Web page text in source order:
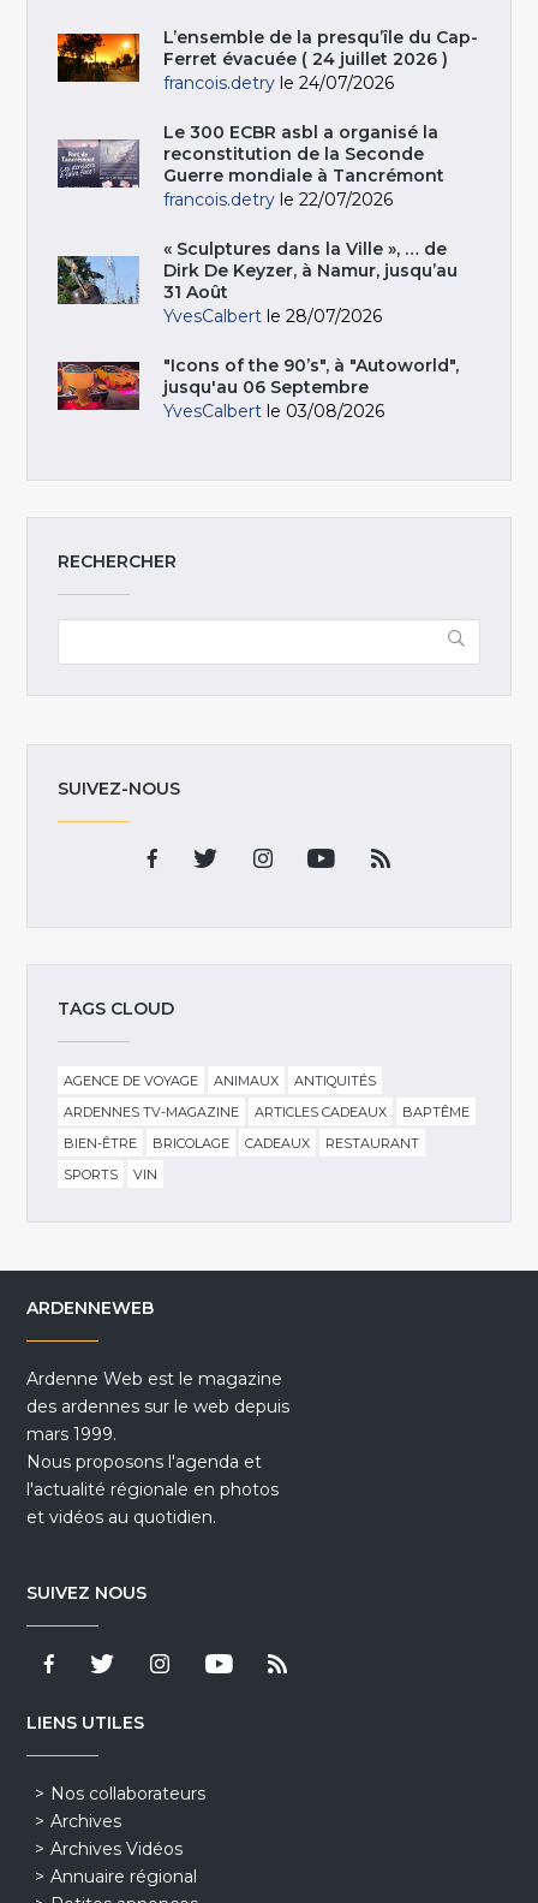
L’ensemble de la presqu’île du Cap-
Ferret évacuée ( 24 juillet 2026 )
francois.detry le 24/07/2026
Le 300 ECBR asbl a organisé la
reconstitution de la Seconde
Guerre mondiale à Tancrémont
francois.detry le 22/07/2026
« Sculptures dans la Ville », … de
Dirk De Keyzer, à Namur, jusqu’au
31 Août
YvesCalbert le 28/07/2026
"Icons of the 90’s", à "Autoworld",
jusqu'au 06 Septembre
YvesCalbert le 03/08/2026
RECHERCHER
SUIVEZ-NOUS
TAGS CLOUD
AGENCE DE VOYAGE ANIMAUX
ANTIQUITÉS
ARDENNES TV-MAGAZINE
ARTICLES CADEAUX
BAPTÊME
BIEN-ÊTRE
BRICOLAGE CADEAUX
RESTAURANT
SPORTS
VIN
ARDENNEWEB
Ardenne Web est le magazine
des ardennes sur le web depuis
mars 1999.
Nous proposons l'agenda et
l'actualité régionale en photos
et vidéos au quotidien.
SUIVEZ NOUS
LIENS UTILES
Nos collaborateurs
Archives
Archives Vidéos
Annuaire régional